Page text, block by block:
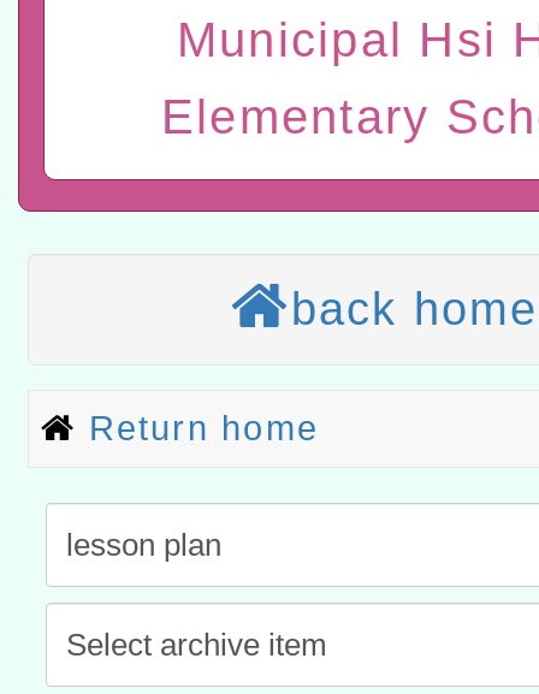
有關大陸委員會函釋公務
研究院辦理「115年表揚
115年8月22日(星期六)辦
航」
2026年桃園地景藝術節教
本校115學年度第2次代理
結果公告(無人報名，續辦
適應運動共學行動站研習
本館辦理115年度閱讀磐
讀推動專業研習
科技賦能─人工智慧(AI)工
程
A3數位素養講師名單
「數位內容與教學軟體線
赴陸應申請許可一案
轉知經濟部水利署委託財
Municipal Hsi
Elementary
back home
Return home